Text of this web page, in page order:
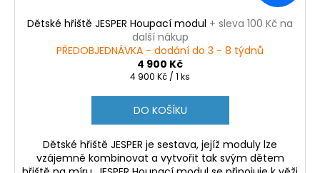
Dětské hřiště JESPER Houpací modul + sleva 100 Kč na
další nákup
PŘEDOBJEDNÁVKA - dodání do 3 - 8 týdnů
4 900 Kč
Měrná
4 900 Kč / 1 ks
DO KOŠÍKU
Dětské hřiště JESPER je sestava, jejíž moduly lze
vzájemně kombinovat a vytvořit tak svým dětem